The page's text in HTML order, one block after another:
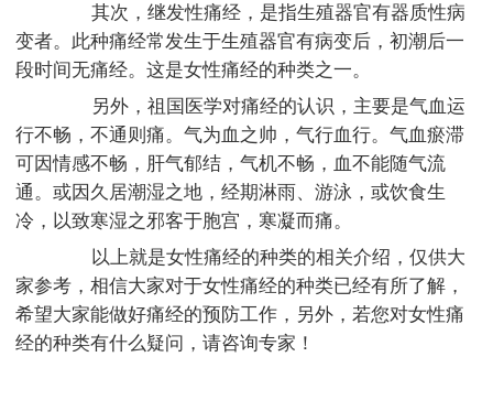
其次，继发性痛经，是指生殖器官有器质性病
变者。此种痛经常发生于生殖器官有病变后，初潮后一
段时间无痛经。这是女性痛经的种类之一。
另外，祖国医学对痛经的认识，主要是气血运
行不畅，不通则痛。气为血之帅，气行血行。气血瘀滞
可因情感不畅，肝气郁结，气机不畅，血不能随气流
通。或因久居潮湿之地，经期淋雨、游泳，或饮食生
冷，以致寒湿之邪客于胞宫，寒凝而痛。
以上就是女性痛经的种类的相关介绍，仅供大
家参考，相信大家对于女性痛经的种类已经有所了解，
希望大家能做好痛经的预防工作，另外，若您对女性痛
经的种类有什么疑问，请咨询专家！